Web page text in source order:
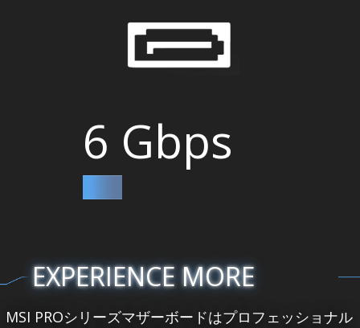
6 Gbps
EXPERIENCE MORE
MSI PROシリーズマザーボードはプロフェッショナル